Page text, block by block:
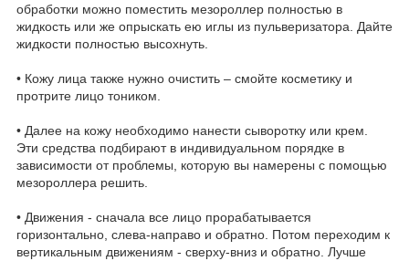
обработки можно поместить мезороллер полностью в
жидкость или же опрыскать ею иглы из пульверизатора. Дайте
жидкости полностью высохнуть.
• Кожу лица также нужно очистить – смойте косметику и
протрите лицо тоником.
• Далее на кожу необходимо нанести сыворотку или крем.
Эти средства подбирают в индивидуальном порядке в
зависимости от проблемы, которую вы намерены с помощью
мезороллера решить.
• Движения - сначала все лицо прорабатывается
горизонтально, слева-направо и обратно. Потом переходим к
вертикальным движениям - сверху-вниз и обратно. Лучше